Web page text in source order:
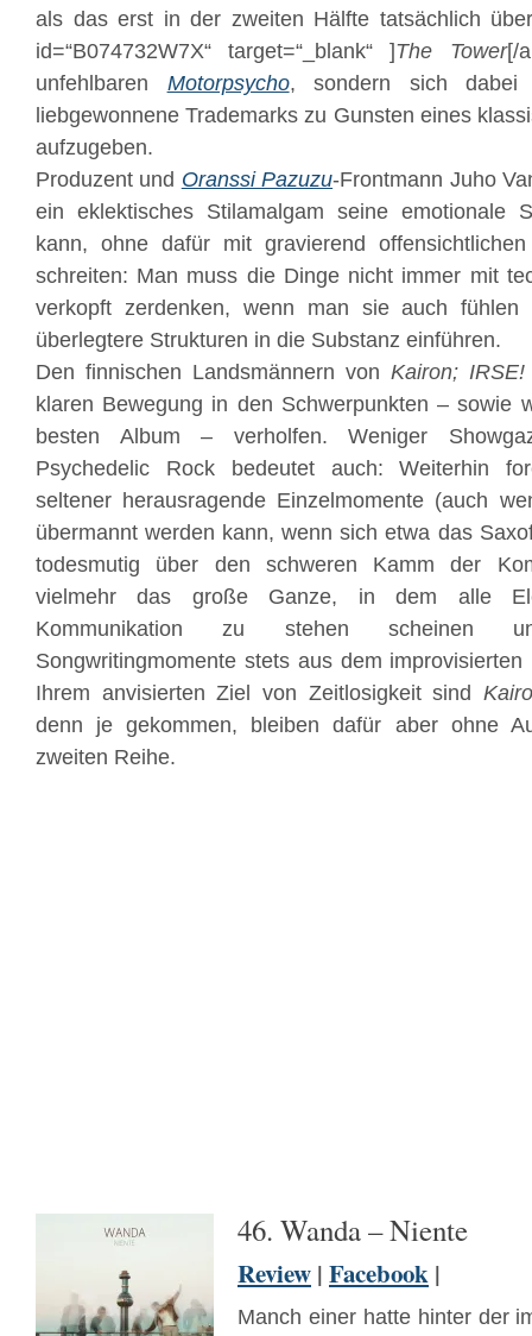
als das erst in der zweiten Hälfte tatsächlich
id=“B074732W7X“ target=“_blank“ ]The Tower[/
unfehlbaren Motorpsycho, sondern sich dabei
liebgewonnene Trademarks zu Gunsten eines
aufzugeben.
Produzent und Oranssi Pazuzu-Frontmann Juho
ein eklektisches Stilamalgam seine emotionale
kann, ohne dafür mit gravierend
schreiten: Man muss die Dinge nicht immer mit
verkopft zerdenken, wenn man sie auch
überlegtere Strukturen in die Substanz einführen.
Den finnischen Landsmännern von Kairon; IRSE!
klaren Bewegung in den Schwerpunkten – sowie
besten Album – verholfen. Weniger
Psychedelic Rock bedeutet auch: Weiterhin
seltener herausragende Einzelmomente (auch
übermannt werden kann, wenn sich etwa das
todesmutig über den schweren Kamm der
vielmehr das große Ganze, in dem alle
Kommunikation zu stehen scheinen
Songwritingmomente stets aus dem
Ihrem anvisierten Ziel von Zeitlosigkeit sind
denn je gekommen, bleiben dafür aber ohne
zweiten Reihe.
46. Wanda – Niente
Review | Facebook |
Manch einer hatte hinter der